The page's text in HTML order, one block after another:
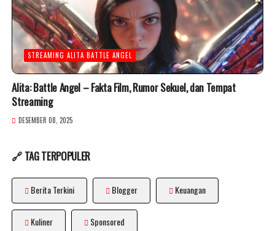
STREAMING ALITA BATTLE ANGEL
Alita: Battle Angel – Fakta Film, Rumor Sekuel, dan Tempat
Streaming
DESEMBER 08, 2025
🔗 TAG TERPOPULER
Berita Terkini Blogger Keuangan
Kuliner Sponsored